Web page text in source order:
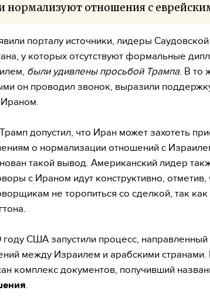
нормализуют отношения с
порталу источники, лидеры
у которых отсутствуют формальные
были удивлены просьбой Трампа. В то
он проводил звонок, выразили
допустил, что Иран может захотеть
о нормализации отношений с
такой вывод. Американский лидер
с Ираном идут конструктивно, отметив,
не торопиться со сделкой, так
году США запустили процесс,
между Израилем и арабскими странами.
комплекс документов, получивший